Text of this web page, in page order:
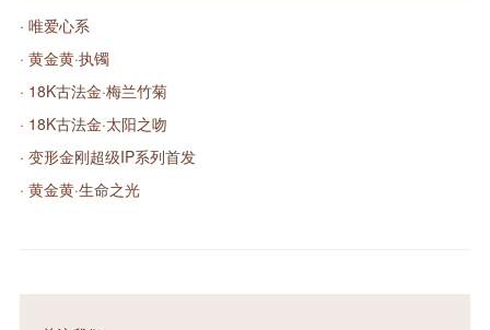
· 唯爱心系
· 黄金黄·执镯
· 18K古法金·梅兰竹菊
· 18K古法金·太阳之吻
· 变形金刚超级IP系列首发
· 黄金黄·生命之光